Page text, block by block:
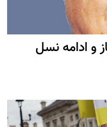
و ادامه نسل